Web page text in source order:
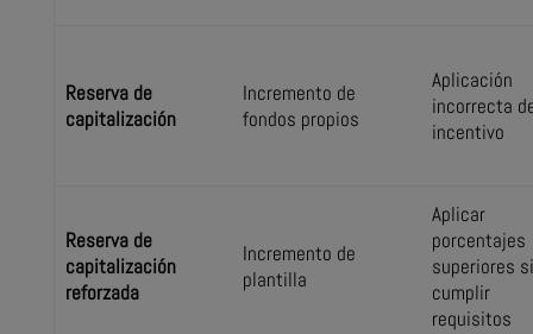
Reserva de
capitalización
Incremento de
fondos propios
Aplicación
incorrecta
incentivo
Reserva de
capitalización
reforzada
Incremento de
plantilla
Aplicar
porcentajes
superiores
cumplir
requisitos